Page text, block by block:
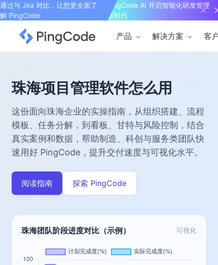
通过与 Jira 对比，让您更全面了
解 PingCode
PingCode AI 开启智能化研发管理
新时代
产品 解决方案 客
珠海项目管理软件怎么用
这份面向珠海企业的实操指南，从组织搭建、流程
模板、任务分解，到看板、甘特与风险控制，结合
真实案例和数据，帮助制造、科创与服务类团队快
速用好 PingCode，提升交付速度与可视化水平。
阅读指南 探索 PingCode
珠海团队阶段进度对比（示例） 可视化